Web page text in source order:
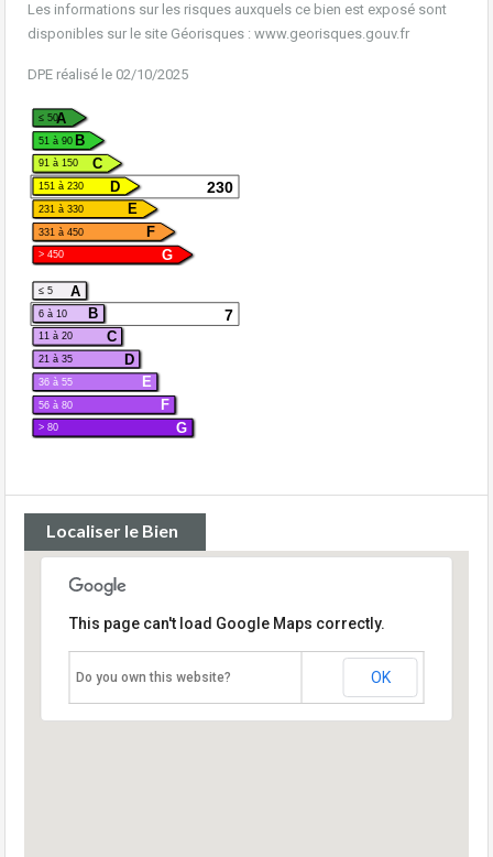
Les informations sur les risques auxquels ce bien est exposé sont
disponibles sur le site Géorisques : www.georisques.gouv.fr
DPE réalisé le 02/10/2025
A
≤ 50
B
51 à 90
C
91 à 150
230
D
151 à 230
E
231 à 330
F
331 à 450
G
> 450
A
≤ 5
7
B
6 à 10
C
11 à 20
D
21 à 35
E
36 à 55
F
56 à 80
G
> 80
Localiser le Bien
This page can't load Google Maps correctly.
Do you own this website? OK